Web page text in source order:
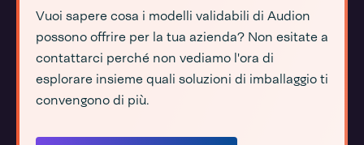
Vuoi sapere cosa i modelli validabili di Audion
possono offrire per la tua azienda? Non esitate a
contattarci perché non vediamo l'ora di
esplorare insieme quali soluzioni di imballaggio ti
convengono di più.